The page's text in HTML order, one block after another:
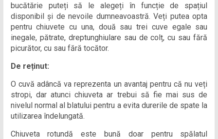
bucătărie puteți să le alegeți în funcție de spațiul
disponibil și de nevoile dumneavoastră. Veți putea opta
pentru chiuvete cu una, două sau trei cuve egale sau
inegale, pătrate, dreptunghiulare sau de colț, cu sau fără
picurător, cu sau fără tocător.
De reținut:
O cuvă adâncă va reprezenta un avantaj pentru că nu veți
stropi, dar atunci chiuveta ar trebui să fie mai sus de
nivelul normal al blatului pentru a evita durerile de spate la
utilizarea îndelungată.
Chiuveta rotundă este bună doar pentru spălatul